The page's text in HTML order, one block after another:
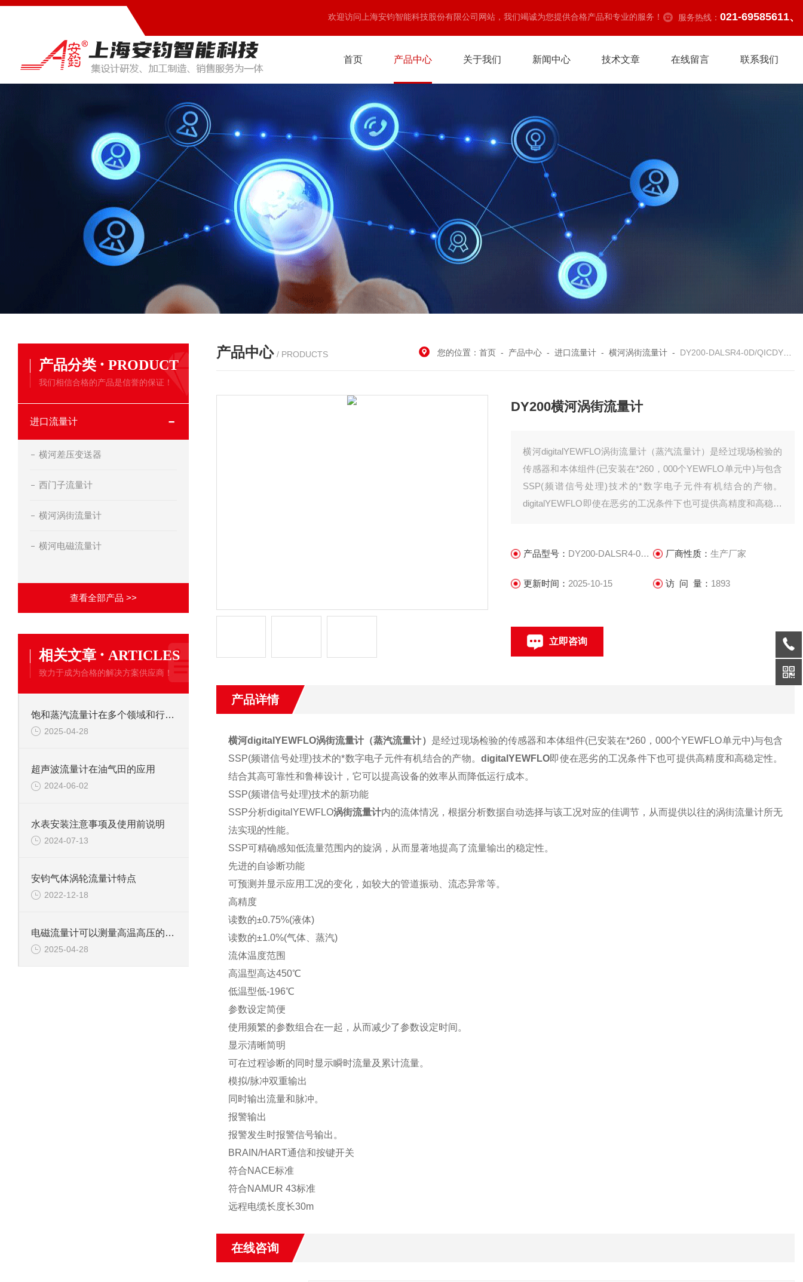
欢迎访问上海安钧智能科技股份有限公司网站，我们竭诚为您提供合格产品和专业的服务！ 服务热线： 021-69585611、
首页 产品中心 关于我们 新闻中心 技术文章 在线留言 联系我们
产品分类 · PRODUCT
我们相信合格的产品是信誉的保证！
进口流量计
横河差压变送器
西门子流量计
横河涡街流量计
横河电磁流量计
查看全部产品 >>
相关文章 · ARTICLES
致力于成为合格的解决方案供应商！
饱和蒸汽流量计在多个领域和行业中都有广泛的应用
2025-04-28
超声波流量计在油气田的应用
2024-06-02
水表安装注意事项及使用前说明
2024-07-13
安钧气体涡轮流量计特点
2022-12-18
电磁流量计可以测量高温高压的液体吗?
2025-04-28
产品中心 / PRODUCTS 您的位置：首页 - 产品中心 -进口流量计 -横河涡街流量计 - DY200-DALSR4-0D/QICDY200横河涡街流量计
DY200横河涡街流量计
横河digitalYEWFLO涡街流量计（蒸汽流量计）是经过现场检验的
传感器和本体组件(已安装在*260，000个YEWFLO单元中)与包含
SSP(频谱信号处理)技术的*数字电子元件有机结合的产物。
digitalYEWFLO即使在恶劣的工况条件下也可提供高精度和高稳定
产品型号： DY200-DALSR4-0D/QIC 厂商性质： 生产厂家
更新时间： 2025-10-15 访 问 量： 1893
立即咨询
产品详情
横河digitalYEWFLO涡街流量计（蒸汽流量计） 是经过现场检验的传感器和本体组件(已安装在*260，000个YEWFLO单元中)与包含
SSP(频谱信号处理)技术的*数字电子元件有机结合的产物。 digitalYEWFLO即使在恶劣的工况条件下也可提供高精度和高稳定性。
结合其高可靠性和鲁棒设计，它可以提高设备的效率从而降低运行成本。
SSP(频谱信号处理)技术的新功能
SSP分析digitalYEWFLO涡街流量计内的流体情况，根据分析数据自动选择与该工况对应的佳调节，从而提供以往的涡街流量计所无
法实现的性能。
SSP可精确感知低流量范围内的旋涡，从而显著地提高了流量输出的稳定性。
先进的自诊断功能
可预测并显示应用工况的变化，如较大的管道振动、流态异常等。
高精度
读数的±0.75%(液体)
读数的±1.0%(气体、蒸汽)
流体温度范围
高温型高达450℃
低温型低-196℃
参数设定简便
使用频繁的参数组合在一起，从而减少了参数设定时间。
显示清晰简明
可在过程诊断的同时显示瞬时流量及累计流量。
模拟/脉冲双重输出
同时输出流量和脉冲。
报警输出
报警发生时报警信号输出。
BRAIN/HART通信和按键开关
符合NACE标准
符合NAMUR 43标准
远程电缆长度长30m
在线咨询